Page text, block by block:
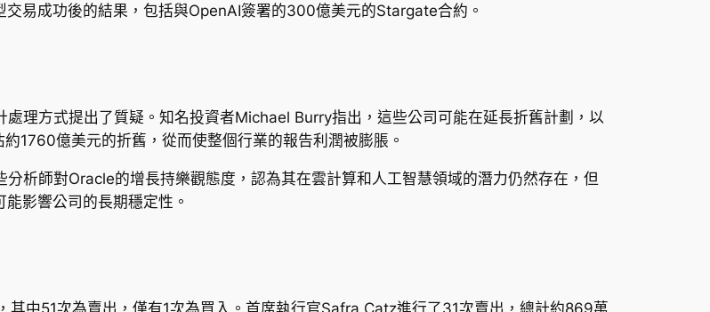
易成功後的結果，包括與OpenAI簽署的300億美元的Stargate合約。
理方式提出了質疑。知名投資者Michael Burry指出，這些公司可能在延長折舊計劃，以
1760億美元的折舊，從而使整個行業的報告利潤被膨脹。
析師對Oracle的增長持樂觀態度，認為其在雲計算和人工智慧領域的潛力仍然存在，但
影響公司的長期穩定性。
中51次為賣出，僅有1次為買入。首席執行官Safra Catz進行了31次賣出，總計約869萬